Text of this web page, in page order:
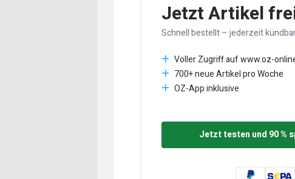
Jetzt Artikel
Schnell bestellt – jederzeit
Voller Zugriff auf www.oz-
700+ neue Artikel pro Woche
OZ-App inklusive
Jetzt testen und 90 %